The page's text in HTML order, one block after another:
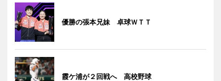
優勝の張本兄妹 卓球ＷＴＴ
霞ケ浦が２回戦へ 高校野球